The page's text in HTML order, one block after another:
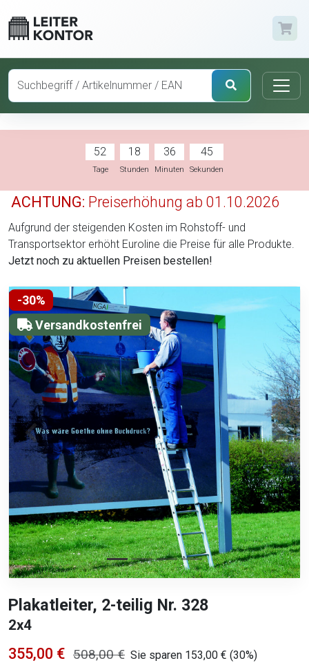
52
Tage
18
Stunden
36
Minuten
44
Sekunden
ACHTUNG: Preiserhöhung ab 01.10.2026
Aufgrund der steigenden Kosten im Rohstoff- und
Transportsektor erhöht Euroline die Preise für alle Produkte.
Jetzt noch zu aktuellen Preisen bestellen!
-30%
Versandkostenfrei
Plakatleiter, 2-teilig Nr. 328
2x4
355,00 € 508,00 € Sie sparen 153,00 € (30%)